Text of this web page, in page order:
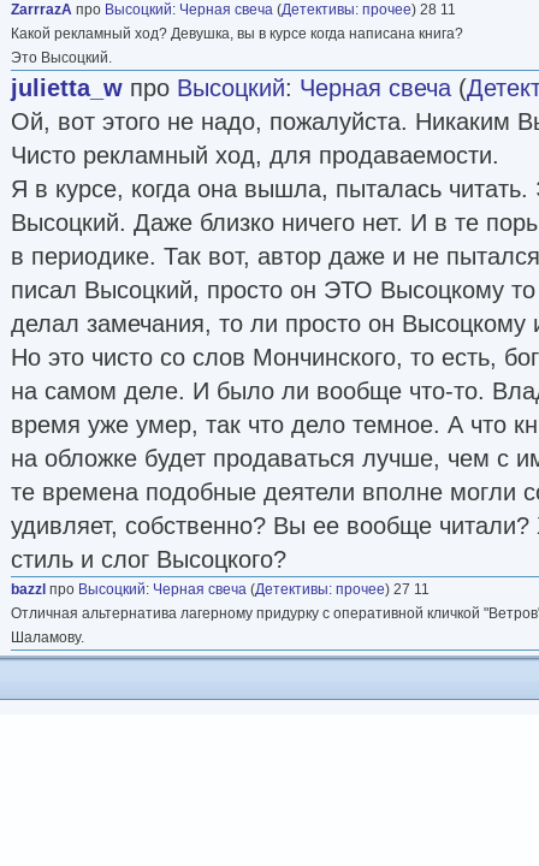
ZarrrazA про Высоцкий: Черная свеча (Детективы: прочее) 28 11
Какой рекламный ход? Девушка, вы в курсе когда написана книга?
Это Высоцкий.
julietta_w про Высоцкий: Черная свеча (
Ой, вот этого не надо, пожалуйста. Никаким
Чисто рекламный ход, для продаваемости.
Я в курсе, когда она вышла, пыталась читать.
Высоцкий. Даже близко ничего нет. И в те
в периодике. Так вот, автор даже и не
писал Высоцкий, просто он ЭТО Высоцкому то
делал замечания, то ли просто он Высоцкому
Но это чисто со слов Мончинского, то есть,
на самом деле. И было ли вообще что-то.
время уже умер, так что дело темное. А что
на обложке будет продаваться лучше, чем с
те времена подобные деятели вполне могли
удивляет, собственно? Вы ее вообще читали?
стиль и слог Высоцкого?
bazzl про Высоцкий: Черная свеча (Детективы: прочее) 27 11
Отличная альтернатива лагерному придурку с оперативной кличкой
Шаламову.